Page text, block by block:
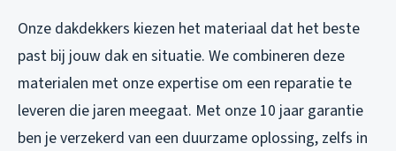
Onze dakdekkers kiezen het materiaal dat het beste
past bij jouw dak en situatie. We combineren deze
materialen met onze expertise om een reparatie te
leveren die jaren meegaat. Met onze 10 jaar garantie
ben je verzekerd van een duurzame oplossing, zelfs in